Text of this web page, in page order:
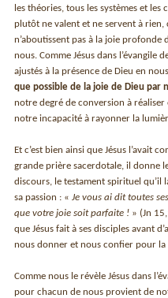
les théories, tous les systèmes et
plutôt ne valent et ne servent à rien,
n’aboutissent pas à la joie profonde
nous. Comme Jésus dans l’évangile
ajustés à la présence de Dieu en
que possible de la joie de Dieu par
notre degré de conversion à
notre incapacité à rayonner la
Et c’est bien ainsi que Jésus l’avait
grande prière sacerdotale, il donne
discours, le testament spirituel qu’il
sa passion : « Je vous ai dit toutes
que votre joie soit parfaite ! » (Jn
que Jésus fait à ses disciples avant
nous donner et nous confier pour la
Comme nous le révèle Jésus dans
pour chacun de nous provient de